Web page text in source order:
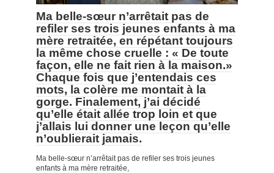
Ma belle-sœur n’arrêtait pas de
refiler ses trois jeunes enfants à ma
mère retraitée, en répétant toujours
la même chose cruelle : « De toute
façon, elle ne fait rien à la maison.»
Chaque fois que j’entendais ces
mots, la colère me montait à la
gorge. Finalement, j’ai décidé
qu’elle était allée trop loin et que
j’allais lui donner une leçon qu’elle
n’oublierait jamais.
Ma belle-sœur n’arrêtait pas de refiler ses trois jeunes
enfants à ma mère retraitée,